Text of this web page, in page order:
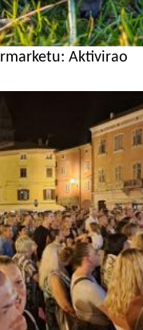
Aktivirao